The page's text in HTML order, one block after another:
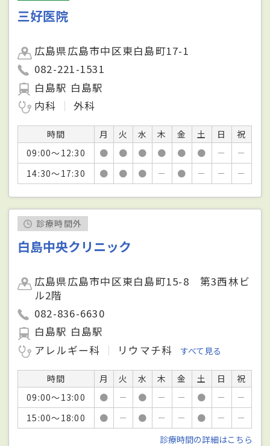
三好医院
広島県広島市中区東白島町17-1
082-221-1531
白島駅 白島駅
内科
外科
時間 月 火 水 木 金 土 日
祝
09:00～12:30
● ● ● ● ● ● －
－
14:30～17:30
● ● ● － ● － － －
診療時間外
白島中央クリニック
広島県広島市中区東白島町15-8 第3西林ビ
ル2階
082-836-6630
白島駅 白島駅
アレルギー科
リウマチ科 すべて見る
時間 月 火 水 木 金 土 日
祝
09:00～13:00
● － ● － － ● －
－
15:00～18:00
● － ● － － ● －
－
診療時間の詳細はこちら